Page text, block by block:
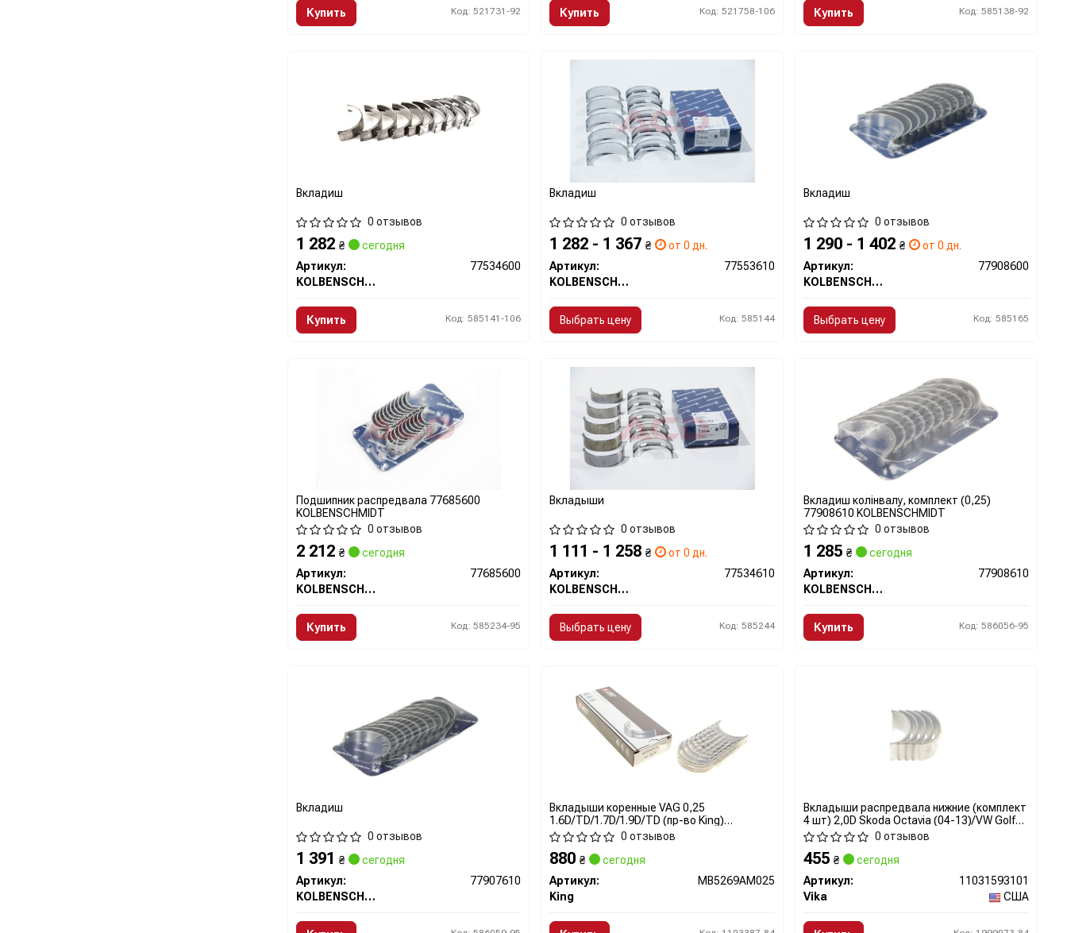
Купить Код: 521731-92 Купить Код: 521758-106 Купить Код: 585138-92
Вкладиш
0 отзывов
1 282 ₴
сегодня
Артикул:
77534600
KOLBENSCHMIDT
Купить Код: 585141-106
Вкладиш
0 отзывов
1 282 - 1 367₴
от 0 дн.
Артикул:
77553610
KOLBENSCHMIDT
Выбрать цену Код: 585144
Вкладиш
0 отзывов
1 290 - 1 402₴
от 0 дн.
Артикул:
77908600
KOLBENSCHMIDT
Выбрать цену Код: 585165
Подшипник распредвала 77685600
KOLBENSCHMIDT
0 отзывов
2 212 ₴
сегодня
Артикул:
77685600
KOLBENSCHMIDT
Купить Код: 585234-95
Вкладыши
0 отзывов
1 111 - 1 258₴
от 0 дн.
Артикул:
77534610
KOLBENSCHMIDT
Выбрать цену Код: 585244
Вкладиш колінвалу, комплект (0,25)
77908610 KOLBENSCHMIDT
0 отзывов
1 285₴
сегодня
Артикул:
77908610
KOLBENSCHMIDT
Купить Код: 586056-95
Вкладиш
0 отзывов
1 391 ₴
сегодня
Артикул:
77907610
KOLBENSCHMIDT
Вкладыши коренные VAG 0,25
1.6D/TD/1.7D/1.9D/TD (пр-во King)
MB5269AM025 KING ENGINE BEARINGS
0 отзывов
880₴
сегодня
Артикул:
MB5269AM025
King
Вкладыши распредвала нижние (комплект
4 шт) 2,0D Skoda Octavia (04-13)/VW Golf
(05-13) (11031593101) vika
0 отзывов
455₴
сегодня
Артикул:
11031593101
Vika
США